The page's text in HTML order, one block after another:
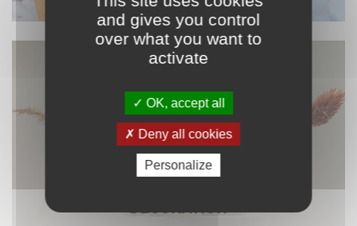
DÉCORATION
and gives you control
over what you want to
activate
OK, accept all
Deny all cookies
Personalize